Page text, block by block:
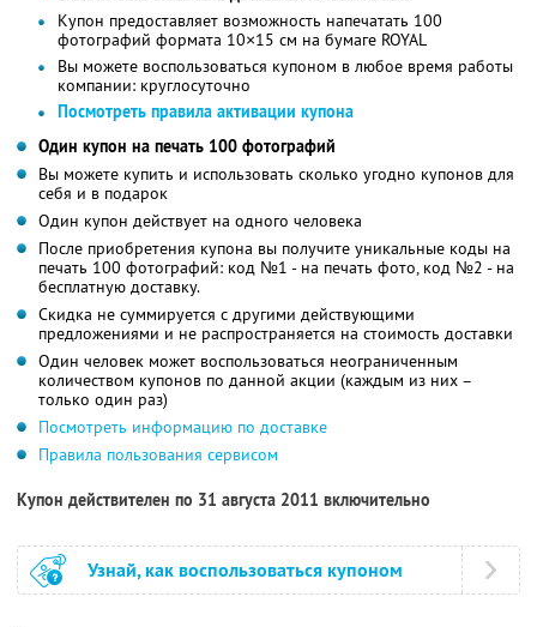
Купон предоставляет возможность напечатать 100
фотографий формата 10×15 см на бумаге ROYAL
Вы можете воспользоваться купоном в любое время работы
компании: круглосуточно
Посмотреть правила активации купона
Один купон на печать 100 фотографий
Вы можете купить и использовать сколько угодно купонов для
себя и в подарок
Один купон действует на одного человека
После приобретения купона вы получите уникальные коды на
печать 100 фотографий: код №1 - на печать фото, код №2 - на
бесплатную доставку.
Скидка не суммируется с другими действующими
предложениями и не распространяется на стоимость доставки
Один человек может воспользоваться неограниченным
количеством купонов по данной акции (каждым из них –
только один раз)
Посмотреть информацию по доставке
Правила пользования сервисом
Купон действителен по 31 августа 2011 включительно
Узнай, как воспользоваться купоном